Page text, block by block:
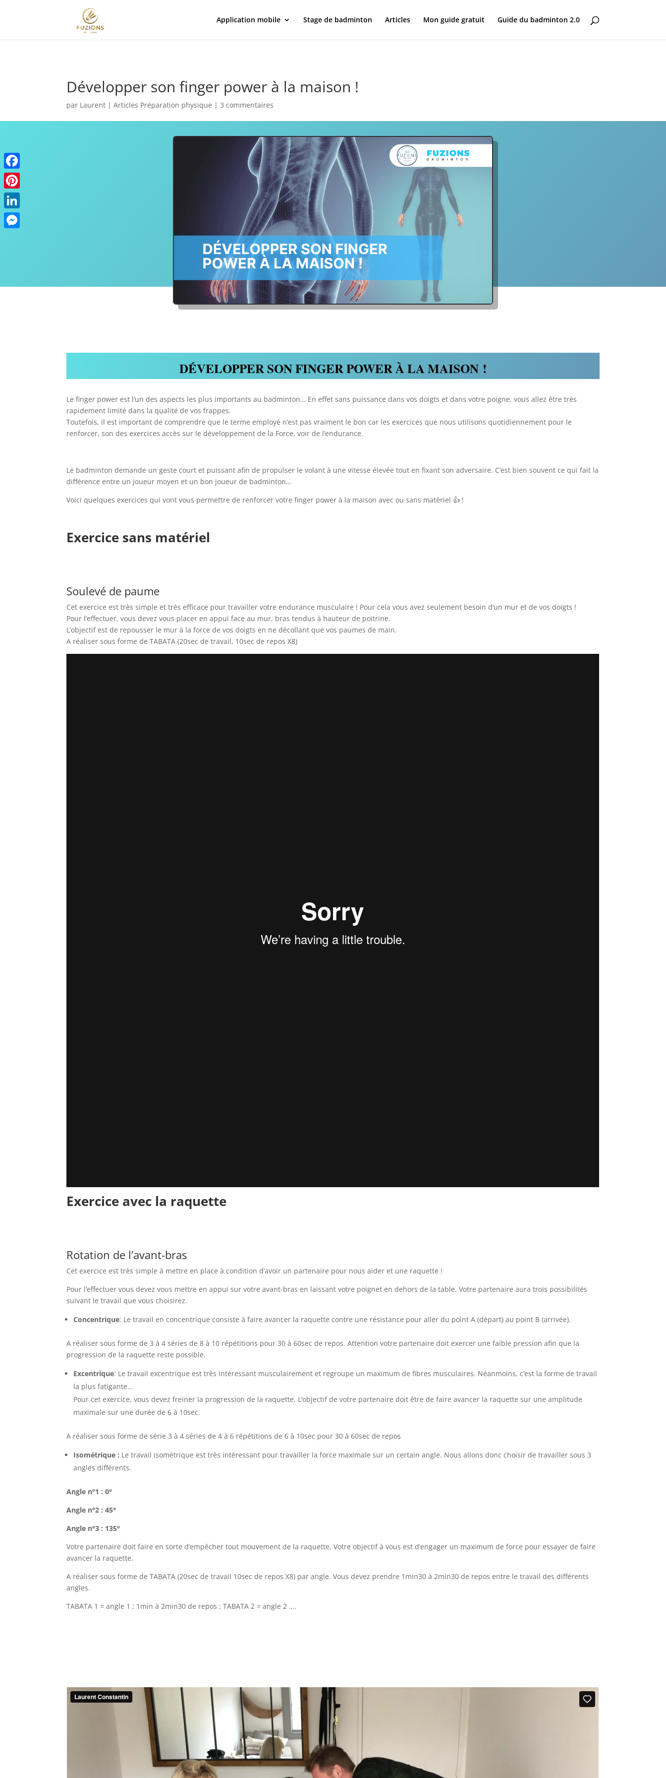
Application mobile Stage de badminton Articles Mon guide gratuit Guide du badminton 2.0
Développer son finger power à la maison !
par Laurent |Articles Préparation physique |3 commentaires
DÉVELOPPER SON FINGER POWER À LA MAISON !
Le finger power est l’un des aspects les plus importants au badminton… En effet sans puissance dans vos doigts et dans votre poigne, vous allez être très
rapidement limité dans la qualité de vos frappes.
Toutefois, il est important de comprendre que le terme employé n’est pas vraiment le bon car les exercices que nous utilisons quotidiennement pour le
renforcer, son des exercices accès sur le développement de la Force, voir de l’endurance.
Le badminton demande un geste court et puissant afin de propulser le volant à une vitesse élevée tout en fixant son adversaire. C’est bien souvent ce qui fait la
différence entre un joueur moyen et un bon joueur de badminton…
Voici quelques exercices qui vont vous permettre de renforcer votre finger power à la maison avec ou sans matériel 👍 !
Exercice sans matériel
Soulevé de paume
Cet exercice est très simple et très efficace pour travailler votre endurance musculaire ! Pour cela vous avez seulement besoin d’un mur et de vos doigts !
Pour l’effectuer, vous devez vous placer en appui face au mur, bras tendus à hauteur de poitrine.
L’objectif est de repousser le mur à la force de vos doigts en ne décollant que vos paumes de main.
A réaliser sous forme de TABATA (20sec de travail, 10sec de repos X8)
Exercice avec la raquette
Rotation de l’avant-bras
Cet exercice est très simple à mettre en place à condition d’avoir un partenaire pour nous aider et une raquette !
Pour l’effectuer vous devez vous mettre en appui sur votre avant-bras en laissant votre poignet en dehors de la table. Votre partenaire aura trois possibilités
suivant le travail que vous choisirez.
Concentrique: Le travail en concentrique consiste à faire avancer la raquette contre une résistance pour aller du point A (départ) au point B (arrivée).
A réaliser sous forme de 3 à 4 séries de 8 à 10 répétitions pour 30 à 60sec de repos. Attention votre partenaire doit exercer une faible pression afin que la
progression de la raquette reste possible.
Excentrique: Le travail excentrique est très intéressant musculairement et regroupe un maximum de fibres musculaires. Néanmoins, c’est la forme de travail
la plus fatigante…
Pour cet exercice, vous devez freiner la progression de la raquette. L’objectif de votre partenaire doit être de faire avancer la raquette sur une amplitude
maximale sur une durée de 6 à 10sec.
A réaliser sous forme de série 3 à 4 séries de 4 à 6 répétitions de 6 à 10sec pour 30 à 60sec de repos
Isométrique : Le travail isométrique est très intéressant pour travailler la force maximale sur un certain angle. Nous allons donc choisir de travailler sous 3
angles différents.
Angle n°1 : 0°
Angle n°2 : 45°
Angle n°3 : 135°
Votre partenaire doit faire en sorte d’empêcher tout mouvement de la raquette. Votre objectif à vous est d’engager un maximum de force pour essayer de faire
avancer la raquette.
A réaliser sous forme de TABATA (20sec de travail 10sec de repos X8) par angle. Vous devez prendre 1min30 à 2min30 de repos entre le travail des différents
angles.
TABATA 1 = angle 1 ; 1min à 2min30 de repos ; TABATA 2 = angle 2 ….
Facebook
Pinterest
LinkedIn